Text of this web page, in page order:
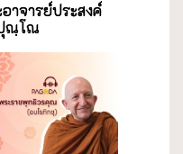
าจารย์ประสงค์
ณฺโณ